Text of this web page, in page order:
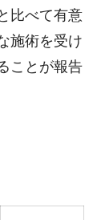
比べて有意
施術を受け
ことが報告